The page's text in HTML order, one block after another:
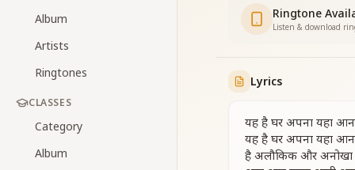
Album
Artists
Ringtones
CLASSES
Category
Album
Ringtone
Listen & download
Lyrics
यह है घर अपना यहा
यह है घर अपना यहा
है अलौकिक और अनोखा